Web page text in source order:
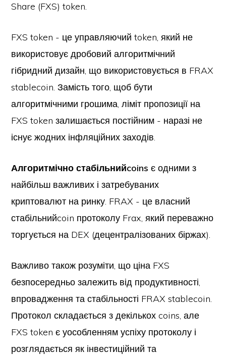
Share (FXS) token.
FXS token - це управляючий token, який не
використовує дробовий алгоритмічний
гібридний дизайн, що використовується в FRAX
stablecoin. Замість того, щоб бути
алгоритмічними грошима, ліміт пропозиції на
FXS token залишається постійним - наразі не
існує жодних інфляційних заходів.
Алгоритмічно стабільнийcoins є одними з
найбільш важливих і затребуваних
криптовалют на ринку. FRAX - це власний
стабільнийcoin протоколу Frax, який переважно
торгується на DEX (децентралізованих біржах).
Важливо також розуміти, що ціна FXS
безпосередньо залежить від продуктивності,
впровадження та стабільності FRAX stablecoin.
Протокол складається з декількох coins, але
FXS token є уособленням успіху протоколу і
розглядається як інвестиційний та